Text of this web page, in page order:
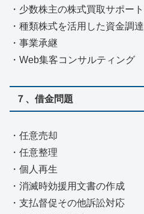
・少数株主の株式買取サポート
・種類株式を活用した資金調達
・事業承継
・Web集客コンサルティング
７、借金問題
・任意売却
・任意整理
・個人再生
・消滅時効援用文書の作成
・支払督促その他訴訟対応